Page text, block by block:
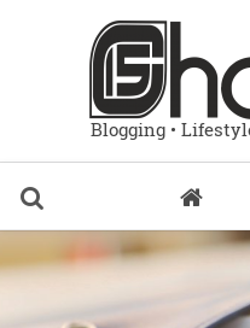
Blogging •